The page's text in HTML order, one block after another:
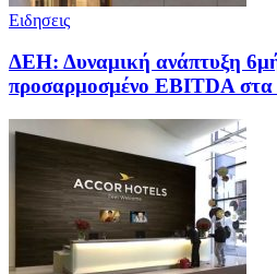
Ειδησεις
ΔΕΗ: Δυναμική ανάπτυξη
προσαρμοσμένο EBITDA στα